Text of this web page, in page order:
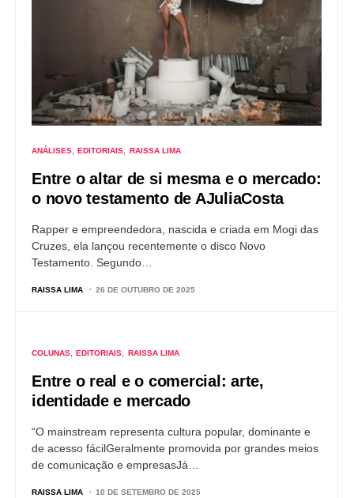
ANÁLISES EDITORIAIS RAISSA LIMA
Entre o altar de si mesma e o mercado:
o novo testamento de AJuliaCosta
Rapper e empreendedora, nascida e criada em Mogi das
Cruzes, ela lançou recentemente o disco Novo
Testamento. Segundo…
RAISSA LIMA 26 DE OUTUBRO DE 2025
COLUNAS EDITORIAIS RAISSA LIMA
Entre o real e o comercial: arte,
identidade e mercado
“O mainstream representa cultura popular, dominante e
de acesso fácilGeralmente promovida por grandes meios
de comunicação e empresasJá…
RAISSA LIMA 10 DE SETEMBRO DE 2025